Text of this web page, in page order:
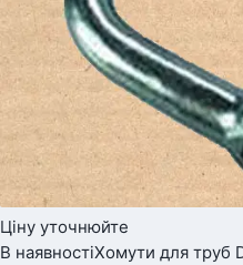
Ціну уточнюйте
В наявностіХомути для труб